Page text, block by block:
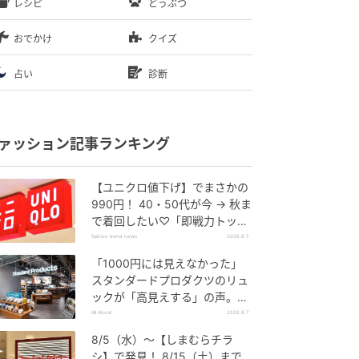
レシピ どうぶつ
おでかけ クイズ
占い 診断
ッション記事ランキング
【ユニクロ値下げ】でまさかの
990円！ 40・50代が今 → 秋ま
で着回したい♡「即戦力トップ
ス」
fashion trend news 2026.8.7
「1000円には見えなかった」
スタンダードプロダクツのリュ
ックが「高見えする」の声。2
個購入する人も
All About 2026.8.7
8/5（水）〜【しまむらチラ
シ】で発見！ 8/15（土）まで